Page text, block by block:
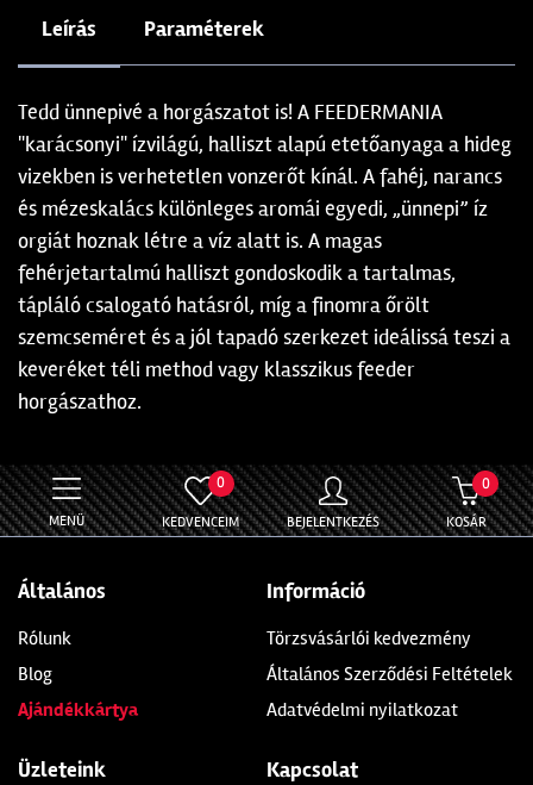
Leírás Paraméterek
Tedd ünnepivé a horgászatot is! A FEEDERMANIA
"karácsonyi" ízvilágú, halliszt alapú etetőanyaga a hideg
vizekben is verhetetlen vonzerőt kínál. A fahéj, narancs
és mézeskalács különleges aromái egyedi, „ünnepi” íz
orgiát hoznak létre a víz alatt is. A magas
fehérjetartalmú halliszt gondoskodik a tartalmas,
tápláló csalogató hatásról, míg a finomra őrölt
szemcseméret és a jól tapadó szerkezet ideálissá teszi a
keveréket téli method vagy klasszikus feeder
horgászathoz.
MENÜ
0
KEDVENCEIM BEJELENTKEZÉS
0
KOSÁR
Általános
Rólunk
Blog
Ajándékkártya
Információ
Törzsvásárlói kedvezmény
Általános Szerződési Feltételek
Adatvédelmi nyilatkozat
Üzleteink Kapcsolat